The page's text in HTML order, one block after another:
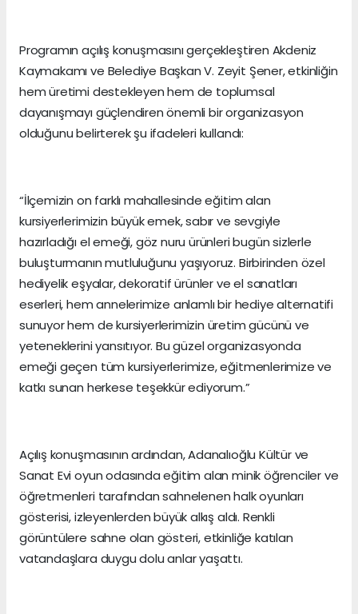
Programın açılış konuşmasını gerçekleştiren Akdeniz
Kaymakamı ve Belediye Başkan V. Zeyit Şener, etkinliğin
hem üretimi destekleyen hem de toplumsal
dayanışmayı güçlendiren önemli bir organizasyon
olduğunu belirterek şu ifadeleri kullandı:
“İlçemizin on farklı mahallesinde eğitim alan
kursiyerlerimizin büyük emek, sabır ve sevgiyle
hazırladığı el emeği, göz nuru ürünleri bugün sizlerle
buluşturmanın mutluluğunu yaşıyoruz. Birbirinden özel
hediyelik eşyalar, dekoratif ürünler ve el sanatları
eserleri, hem annelerimize anlamlı bir hediye alternatifi
sunuyor hem de kursiyerlerimizin üretim gücünü ve
yeteneklerini yansıtıyor. Bu güzel organizasyonda
emeği geçen tüm kursiyerlerimize, eğitmenlerimize ve
katkı sunan herkese teşekkür ediyorum.”
Açılış konuşmasının ardından, Adanalıoğlu Kültür ve
Sanat Evi oyun odasında eğitim alan minik öğrenciler ve
öğretmenleri tarafından sahnelenen halk oyunları
gösterisi, izleyenlerden büyük alkış aldı. Renkli
görüntülere sahne olan gösteri, etkinliğe katılan
vatandaşlara duygu dolu anlar yaşattı.